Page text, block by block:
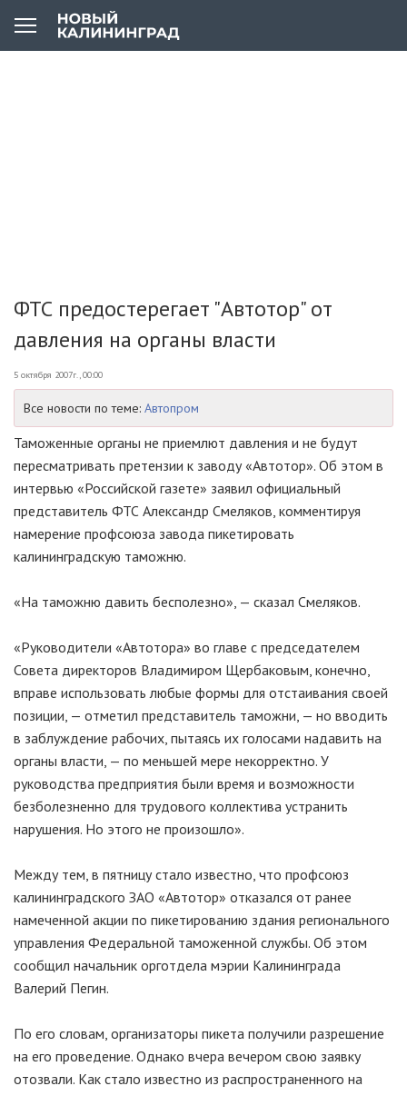
ФТС предостерегает "Автотор" от
давления на органы власти
5 октября 2007г., 00:00
Все новости по теме: Автопром
Таможенные органы не приемлют давления и не будут
пересматривать претензии к заводу «Автотор». Об этом в
интервью «Российской газете» заявил официальный
представитель ФТС Александр Смеляков, комментируя
намерение профсоюза завода пикетировать
калининградскую таможню.
«На таможню давить бесполезно», — сказал Смеляков.
«Руководители «Автотора» во главе с председателем
Совета директоров Владимиром Щербаковым, конечно,
вправе использовать любые формы для отстаивания своей
позиции, — отметил представитель таможни, — но вводить
в заблуждение рабочих, пытаясь их голосами надавить на
органы власти, — по меньшей мере некорректно. У
руководства предприятия были время и возможности
безболезненно для трудового коллектива устранить
нарушения. Но этого не произошло».
Между тем, в пятницу стало известно, что профсоюз
калининградского ЗАО «Автотор» отказался от ранее
намеченной акции по пикетированию здания регионального
управления Федеральной таможенной службы. Об этом
сообщил начальник орготдела мэрии Калининграда
Валерий Пегин.
По его словам, организаторы пикета получили разрешение
на его проведение. Однако вчера вечером свою заявку
отозвали. Как стало известно из распространенного на